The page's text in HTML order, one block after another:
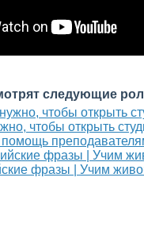
следующие
чтобы открыть
фразы | Учим